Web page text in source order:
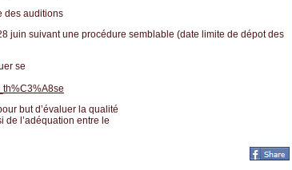
des auditions
juin suivant une procédure semblable (date limite de dépot des
se
but d’évaluer la qualité
de l’adéquation entre le